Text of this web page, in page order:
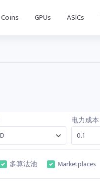
Coins GPUs ASICs
电力成本
多算法池 Marketplaces